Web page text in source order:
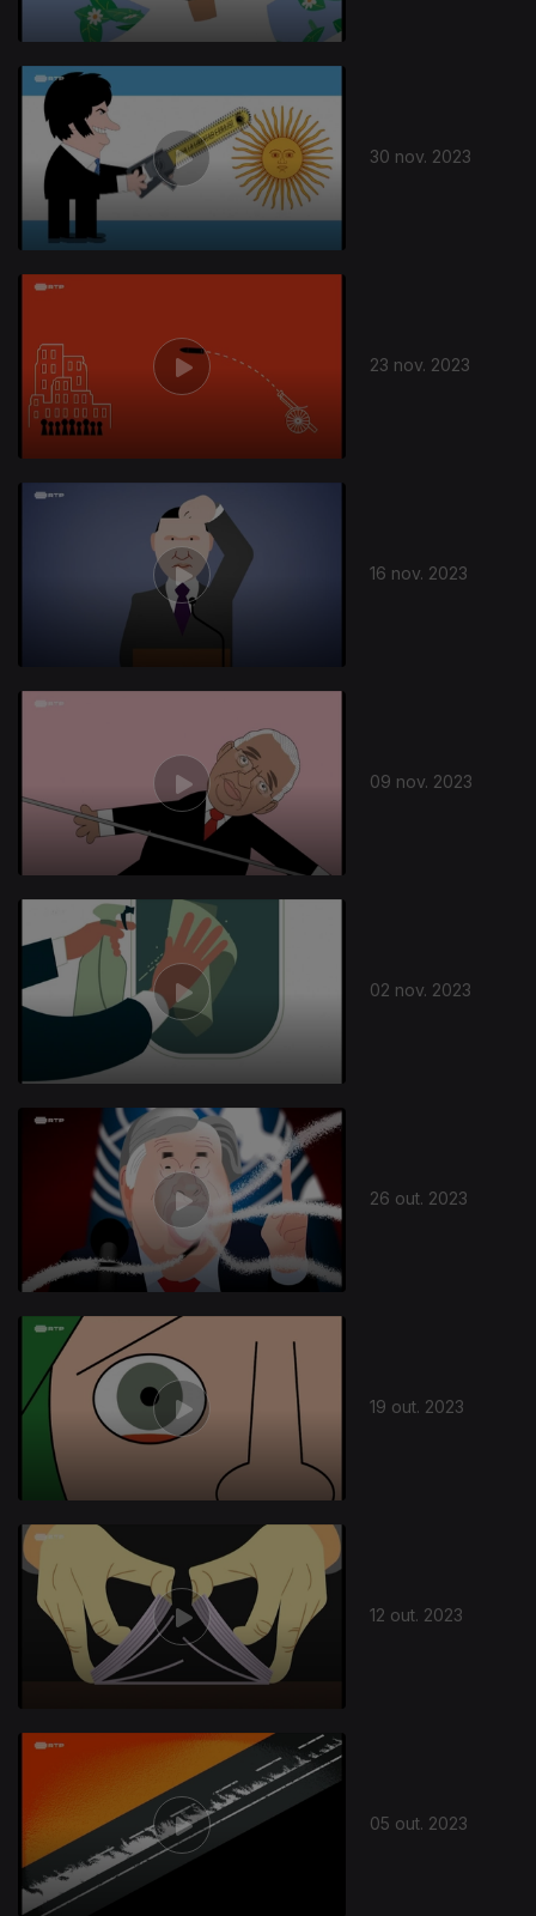
30 nov. 2023
23 nov. 2023
16 nov. 2023
09 nov. 2023
02 nov. 2023
26 out. 2023
19 out. 2023
12 out. 2023
05 out. 2023
719826